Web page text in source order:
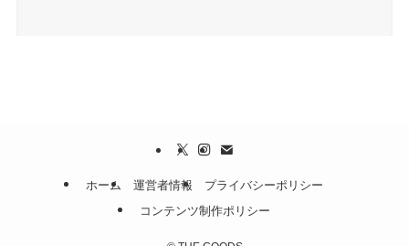
ホーム 運営者情報
プライバシーポリシー
コンテンツ制作ポリシー